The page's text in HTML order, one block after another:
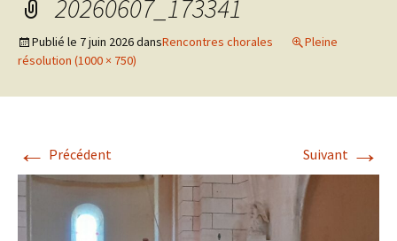
20260607_173341
Publié le 7 juin 2026dansRencontres chorales
Pleine
résolution (1000 × 750)
← Précédent Suivant →